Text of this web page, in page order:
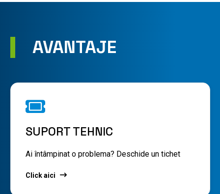
AVANTAJE
SUPORT TEHNIC
Ai întâmpinat o problema? Deschide un tichet
Click aici